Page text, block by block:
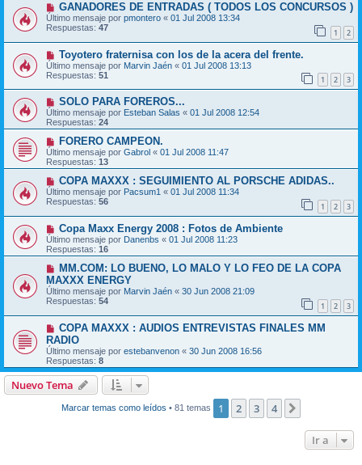
GANADORES DE ENTRADAS ( TODOS LOS CONCURSOS )
Último mensaje por pmontero « 01 Jul 2008 13:34
Respuestas: 47 1 2
Toyotero fraternisa con los de la acera del frente.
Último mensaje por Marvin Jaén « 01 Jul 2008 13:13
Respuestas: 51 1 2 3
SOLO PARA FOREROS...
Último mensaje por Esteban Salas « 01 Jul 2008 12:54
Respuestas: 24
FORERO CAMPEON.
Último mensaje por Gabrol « 01 Jul 2008 11:47
Respuestas: 13
COPA MAXXX : SEGUIMIENTO AL PORSCHE ADIDAS..
Último mensaje por Pacsum1 « 01 Jul 2008 11:34
Respuestas: 56 1 2 3
Copa Maxx Energy 2008 : Fotos de Ambiente
Último mensaje por Danenbs « 01 Jul 2008 11:23
Respuestas: 16
MM.COM: LO BUENO, LO MALO Y LO FEO DE LA COPA
MAXXX ENERGY
Último mensaje por Marvin Jaén « 30 Jun 2008 21:09
Respuestas: 54 1 2 3
COPA MAXXX : AUDIOS ENTREVISTAS FINALES MM
RADIO
Último mensaje por estebanvenon « 30 Jun 2008 16:56
Respuestas: 8
Nuevo Tema
Marcar temas como leídos • 81 temas 1 2 3 4
Ir a